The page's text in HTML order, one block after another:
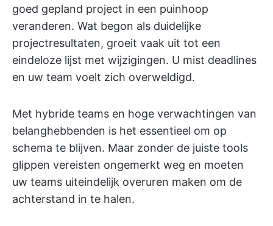
goed gepland project in een puinhoop
veranderen. Wat begon als duidelijke
projectresultaten, groeit vaak uit tot een
eindeloze lijst met wijzigingen. U mist deadlines
en uw team voelt zich overweldigd.
Met hybride teams en hoge verwachtingen van
belanghebbenden is het essentieel om op
schema te blijven. Maar zonder de juiste tools
glippen vereisten ongemerkt weg en moeten
uw teams uiteindelijk overuren maken om de
achterstand in te halen.